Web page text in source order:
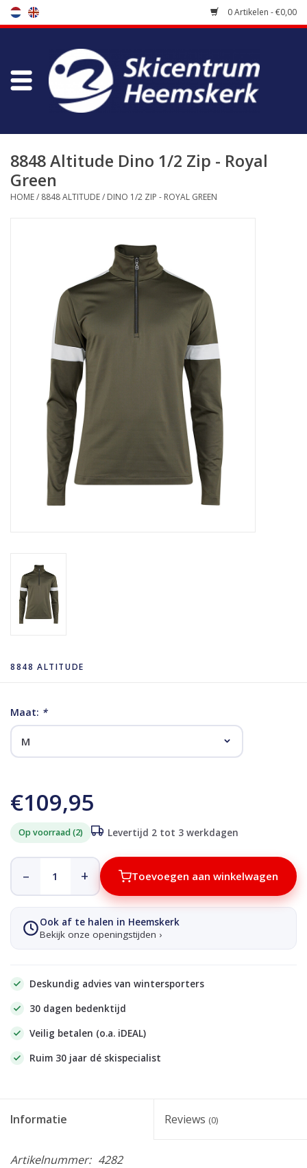
0 Artikelen - €0,00
Winkel
Bootfitting
Onderhoud
8848 Altitude Dino 1/2 Zip - Royal
Green
HOME/ 8848 ALTITUDE/ DINO 1/2 ZIP - ROYAL GREEN
8848 ALTITUDE
Maat: *
€109,95
Op voorraad (2) Levertijd 2 tot 3 werkdagen
– + Toevoegen aan winkelwagen
Ook af te halen in Heemskerk
Bekijk onze openingstijden ›
Deskundig advies van wintersporters
30 dagen bedenktijd
Veilig betalen (o.a. iDEAL)
Ruim 30 jaar dé skispecialist
Informatie Reviews (0)
Artikelnummer: 4282